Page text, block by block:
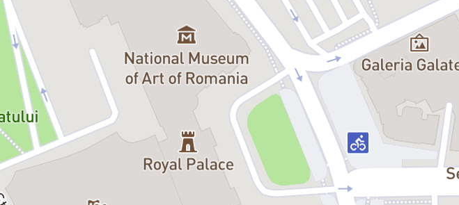
Asistentul: Dani Burcea
28 iulie
Maria: Andreea Mateiu
Dan: Andrei Duban
Bob: Victor Bucur
Fred: Andrei Mateiu
Alba: Monica Ciuta
Lili: Doina Antohi
Asistentul: Daniel Burcea
https://www.teatrulavangardia.ro/termeni-conditii-acces-rapsodia/